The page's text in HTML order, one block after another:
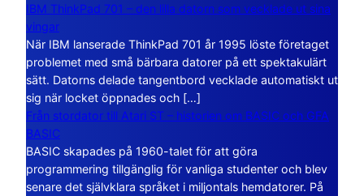
IBM ThinkPad 701 – den lilla datorn som vecklade ut sina
vingar
När IBM lanserade ThinkPad 701 år 1995 löste företaget
problemet med små bärbara datorer på ett spektakulärt
sätt. Datorns delade tangentbord vecklade automatiskt ut
sig när locket öppnades och […]
Från stordator till Atari ST – historien om BASIC och GFA
BASIC
BASIC skapades på 1960-talet för att göra
programmering tillgänglig för vanliga studenter och blev
senare det självklara språket i miljontals hemdatorer. På